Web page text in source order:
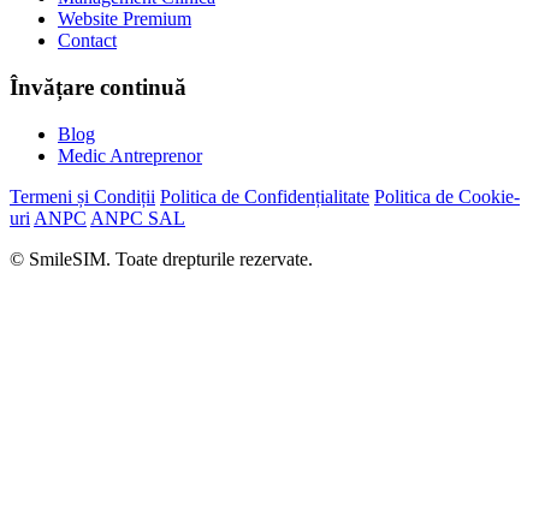
Website Premium
Contact
Învățare continuă
Blog
Medic Antreprenor
Termeni și Condiții Politica de Confidențialitate Politica de Cookie-
uri ANPC ANPC SAL
© SmileSIM. Toate drepturile rezervate.